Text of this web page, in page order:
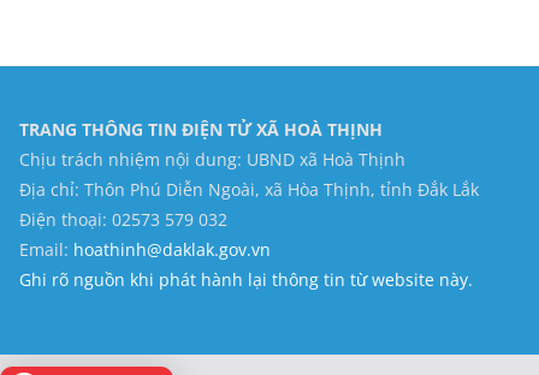
TRANG THÔNG TIN ĐIỆN TỬ XÃ HOÀ THỊNH
Chịu trách nhiệm nội dung: UBND xã Hoà Thịnh
Địa chỉ: Thôn Phú Diễn Ngoài, xã Hòa Thịnh, tỉnh Đắk Lắk
Điện thoại: 02573 579 032
Email: hoathinh@daklak.gov.vn
Ghi rõ nguồn khi phát hành lại thông tin từ website này.